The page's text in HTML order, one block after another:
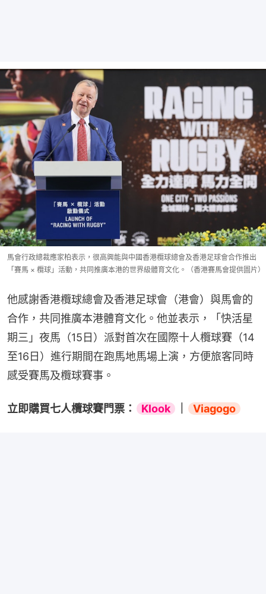
馬會行政總裁應家柏表示，很高興能與中國香港欖球總會及香港足球會合作推出
「賽馬 × 欖球」活動，共同推廣本港的世界級體育文化。（香港賽馬會提供圖片）
他感謝香港欖球總會及香港足球會（港會）與馬會的
合作，共同推廣本港體育文化。他並表示，「快活星
期三」夜馬（15日）派對首次在國際十人欖球賽（14
至16日）進行期間在跑馬地馬場上演，方便旅客同時
感受賽馬及欖球賽事。
立即購買七人欖球賽門票： Klook Viagogo